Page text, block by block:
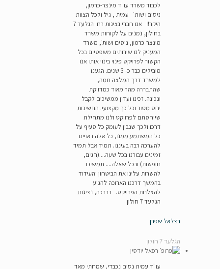
לכבוד משרד עו"ד מינצר-כרמון,
ניסים ושות' עמית , גיל ולכל הצוות
היקר!! אנו חברי נציגות רח' הגלעד 7
בחולון, נמנים על לקוחות משרד
מינצר-כרמון, ניסים ושות', משרד
המעניק לנו שירותים משפטיים בכל
הקשור לפרויקט פינוי בינוי אותו אנו
מובילים כבר כ- 3 שנים. הגענו
למשרד דרך המלצה חמה,
שהתבררה מהר מאוד כמדויקת
ונכונה. זכינו ועדין ממשיכים לקבל
יחס מסור וכל כך מקצועי. החשיבות
שייחסתם לפרויקט ולנו מתחילת
דרכו ולכך שנבין לעומק כל סעיף על
כל המשתמע ממנו, כל אלה ראויים
להערכה רבה בעיננו. תמיד אבל תמיד
זמינים עבורנו בכל שעה....(חגים,
חופשות) ובכל שאלה.... תמשיכו
להשרות עלינו את הביטחון והעידוד
בהמשך דרכנו הארוכה להגיע
להצלחת הפרויקט. בברכה, נציגות
הגלעד 7 חולון
בצלאל שפרן
הגלעד 7 חולון
עו"ד עמית נסים נכבדי, שמחתי מאד